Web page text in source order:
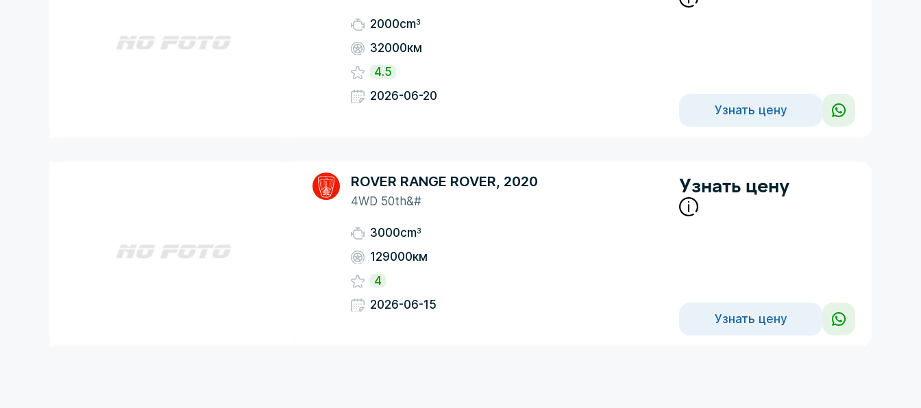
2000cm3
32000км
4.5
2026-06-20
Узнать цену
ROVER RANGE ROVER, 2020
4WD 50th&#
3000cm3
129000км
4
2026-06-15
Узнать цену
Узнать цену